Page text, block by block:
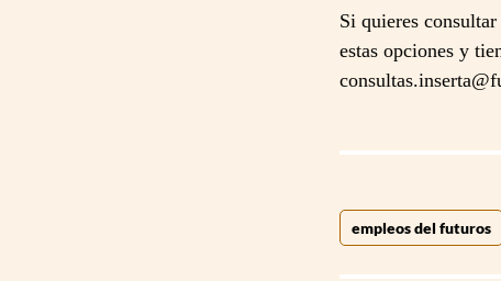
Si quieres
estas opciones y
empleos del futuros